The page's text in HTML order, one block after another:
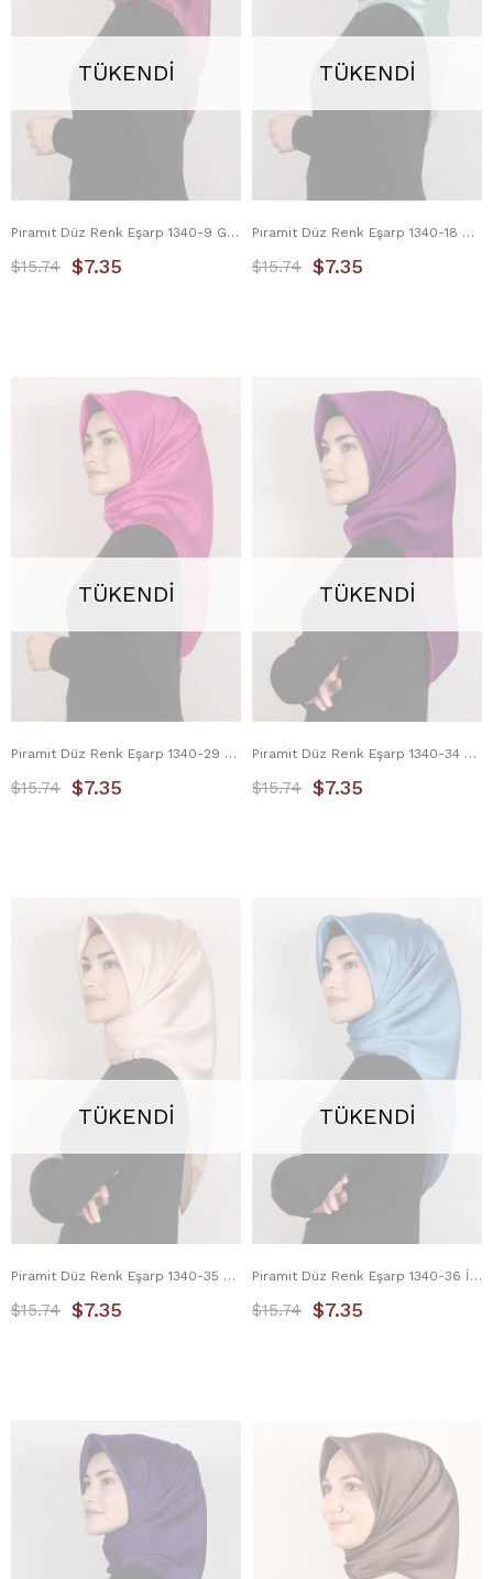
TÜKENDI
Piramit Düz Renk Eşarp 1340-9 Gül Kurusu
$7.35
$15.74
TÜKENDI
Piramit Düz Renk Eşarp 1340-18 Su Yeşili
$7.35
$15.74
TÜKENDI
Piramit Düz Renk Eşarp 1340-29 Fuşya
$7.35
$15.74
TÜKENDI
Piramit Düz Renk Eşarp 1340-34 Fuşya
$7.35
$15.74
TÜKENDI
Piramit Düz Renk Eşarp 1340-35 Koyu Bej
$7.35
$15.74
TÜKENDI
Piramit Düz Renk Eşarp 1340-36 İndigo
$7.35
$15.74